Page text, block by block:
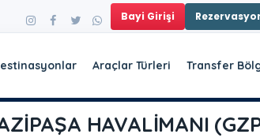
Bayi Girişi
Araçlar Türleri Transfer
HAVALİMANI